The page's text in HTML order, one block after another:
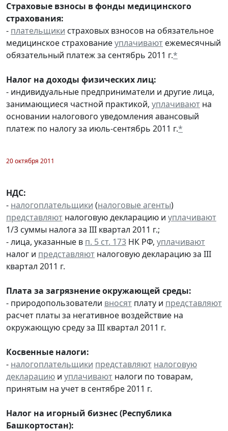
Страховые взносы в фонды медицинского
страхования:
- плательщики страховых взносов на обязательное
медицинское страхованиеуплачивают ежемесячный
обязательный платеж за сентябрь 2011 г.*
Налог на доходы физических лиц:
- индивидуальные предприниматели и другие лица,
занимающиеся частной практикой, уплачивают на
основании налогового уведомления авансовый
платеж по налогу за июль-сентябрь 2011 г.*
20 октября 2011
НДС:
- налогоплательщики (налоговые агенты)
представляют налоговую декларацию и уплачивают
1/3 суммы налога за III квартал 2011 г.;
- лица, указанные в п. 5 ст. 173 НК РФ, уплачивают
налог и представляют налоговую декларацию за III
квартал 2011 г.
Плата за загрязнение окружающей среды:
- природопользователи вносят плату и представляют
расчет платы за негативное воздействие на
окружающую среду за III квартал 2011 г.
Косвенные налоги:
- налогоплательщики представляют налоговую
декларацию и уплачивают налоги по товарам,
принятым на учет в сентябре 2011 г.
Налог на игорный бизнес (Республика
Башкортостан):